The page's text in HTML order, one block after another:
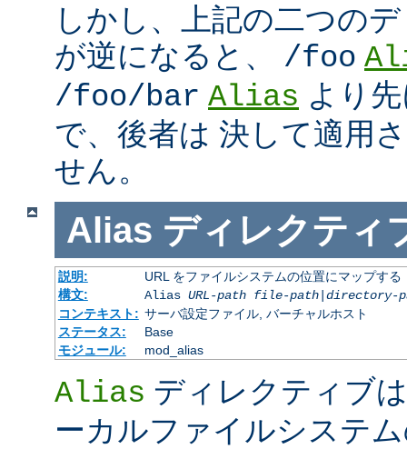
しかし、上記の二つの
が逆になると、 /foo
/foo/bar Alias より
で、後者は 決して適用
せん。
Alias ディレクティ
説明:
URL をファイルシステムの位置にマップする
構文:
Alias URL-path file-path| directory-
コンテキスト: サーバ設定ファイル, バーチャルホスト
ステータス:
Base
モジュール:
mod_alias
Alias ディレクティブ
ーカルファイルシステ